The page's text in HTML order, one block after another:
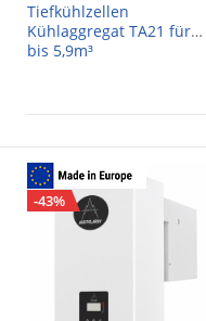
Tiefkühlzellen
Kühlaggregat TA21 für
bis 5,9m³
-43%